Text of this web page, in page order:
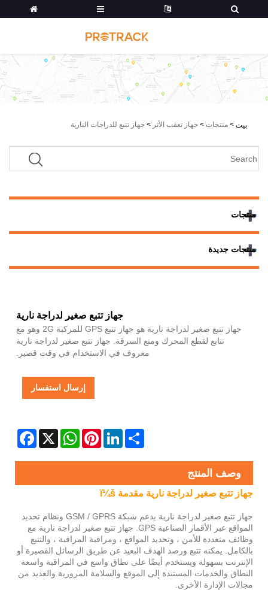
بيت > منتجات > جهاز تعقب الأثر > جهاز تتبع للدراجات النارية
منتجات
منتجات جديدة
جهاز تتبع صغير لدراجة نارية
جهاز تتبع صغير لدراجة نارية هو جهاز تتبع GPS للمركبة 2G وهو مع
تتابع لقطع المحرك ومنع السرقة. جهاز تتبع صغير لدراجة نارية
معروف في الاستخدام في وقت قصير.
إرسال استفسار
X
WhatsAppPinterestLinkedInShare
وصف المنتج
جهاز تتبع صغير لدراجة نارية مقدمة ï¼š
جهاز تتبع صغير لدراجة نارية يدعم شبكة GSM / GPRS ونظام تحديد
المواقع عبر الأقمار الصناعية GPS. جهاز تتبع صغير لدراجة نارية مع
وظائف متعددة للأمن ، وتحديد المواقع ، ومراقبة المراقبة ، والتتبع
بالكامل. يمكنه تتبع ورصد الهدف البعيد عن طريق الرسائل القصيرة أو
الإنترنت بسهولة ويستخدم أيضًا على نطاق واسع في المراقبة واسعة
النطاق والخدمات المستندة إلى الموقع والسلامة المرورية والعديد من
مجالات الإدارة الأخرى.